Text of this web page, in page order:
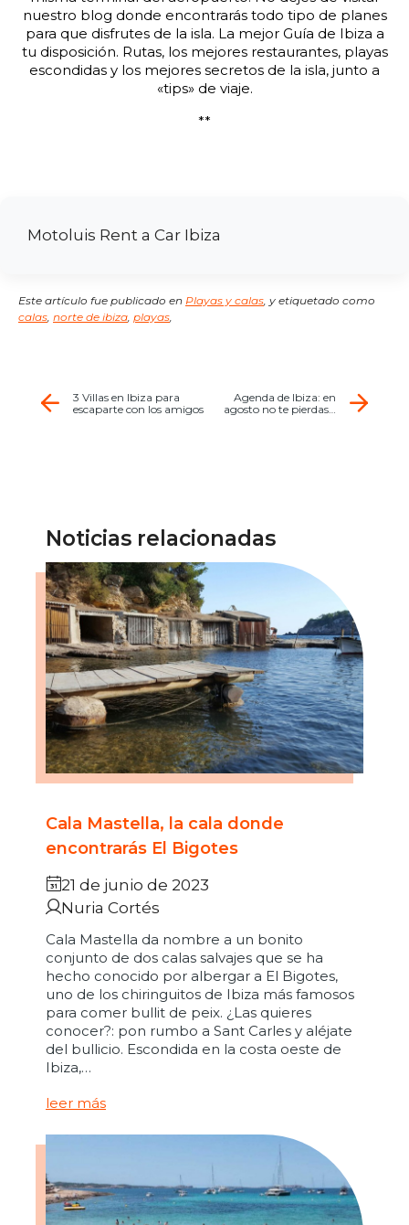
nuestro blog donde encontrarás todo tipo de planes
para que disfrutes de la isla. La mejor Guía de Ibiza a
tu disposición. Rutas, los mejores restaurantes, playas
escondidas y los mejores secretos de la isla, junto a
«tips» de viaje.
**
Motoluis Rent a Car Ibiza
Este artículo fue publicado en Playas y calas, y etiquetado como
calas, norte de ibiza, playas,
3 Villas en Ibiza para
escaparte con los amigos
Agenda de Ibiza: en
agosto no te pierdas…
Noticias relacionadas
Cala Mastella, la cala donde
encontrarás El Bigotes
21 de junio de 2023
Nuria Cortés
Cala Mastella da nombre a un bonito
conjunto de dos calas salvajes que se ha
hecho conocido por albergar a El Bigotes,
uno de los chiringuitos de Ibiza más famosos
para comer bullit de peix. ¿Las quieres
conocer?: pon rumbo a Sant Carles y aléjate
del bullicio. Escondida en la costa oeste de
Ibiza,…
leer más